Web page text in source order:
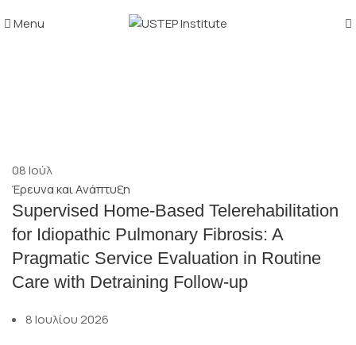
Menu
08Ιούλ
Έρευνα και Ανάπτυξη
Supervised Home-Based Telerehabilitation
for Idiopathic Pulmonary Fibrosis: A
Pragmatic Service Evaluation in Routine
Care with Detraining Follow-up
8 Ιουλίου 2026